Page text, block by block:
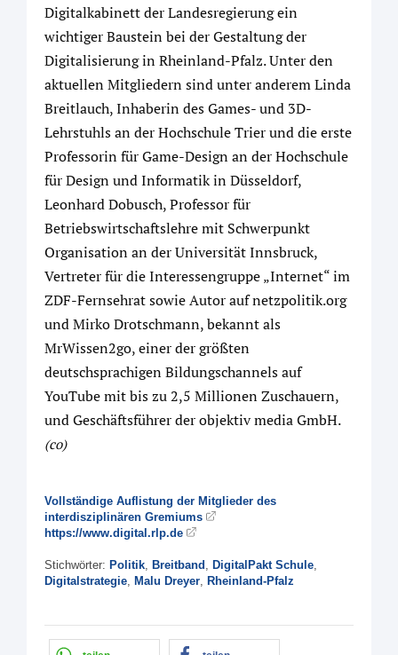
Digitalkabinett der Landesregierung ein
wichtiger Baustein bei der Gestaltung der
Digitalisierung in Rheinland-Pfalz. Unter den
aktuellen Mitgliedern sind unter anderem Linda
Breitlauch, Inhaberin des Games- und 3D-
Lehrstuhls an der Hochschule Trier und die erste
Professorin für Game-Design an der Hochschule
für Design und Informatik in Düsseldorf,
Leonhard Dobusch, Professor für
Betriebswirtschaftslehre mit Schwerpunkt
Organisation an der Universität Innsbruck,
Vertreter für die Interessengruppe „Internet“ im
ZDF-Fernsehrat sowie Autor auf netzpolitik.org
und Mirko Drotschmann, bekannt als
MrWissen2go, einer der größten
deutschsprachigen Bildungschannels auf
YouTube mit bis zu 2,5 Millionen Zuschauern,
und Geschäftsführer der objektiv media GmbH.
(co)
Vollständige Auflistung der Mitglieder des
interdisziplinären Gremiums
https://www.digital.rlp.de
Stichwörter: Politik, Breitband , DigitalPakt Schule,
Digitalstrategie, Malu Dreyer, Rheinland-Pfalz